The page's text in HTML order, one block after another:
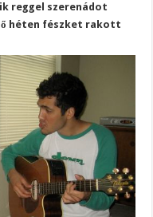
reggel szerenádot
héten fészket rakott